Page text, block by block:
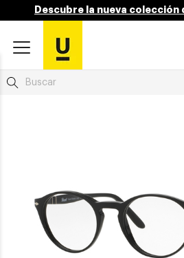
Descubre la nueva colección